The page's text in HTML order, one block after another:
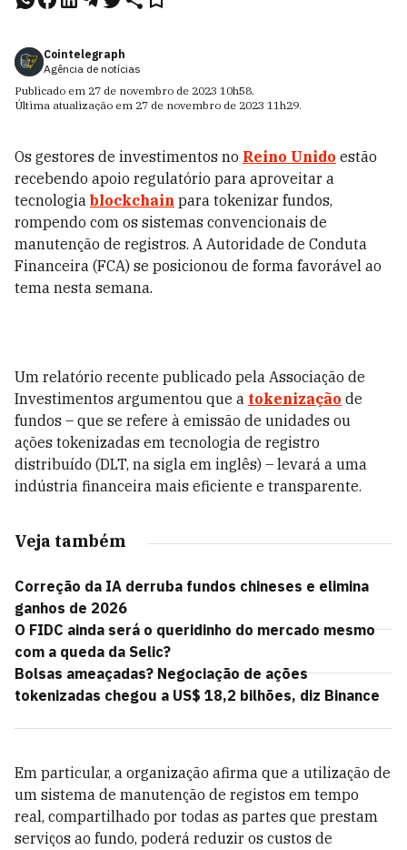
Cointelegraph
Agência de notícias
Publicado em 27 de novembro de 2023 10h58.
Última atualização em 27 de novembro de 2023 11h29.
Os gestores de investimentos no Reino Unido estão
recebendo apoio regulatório para aproveitar a
tecnologia blockchain para tokenizar fundos,
rompendo com os sistemas convencionais de
manutenção de registros. A Autoridade de Conduta
Financeira (FCA) se posicionou de forma favorável ao
tema nesta semana.
Um relatório recente publicado pela Associação de
Investimentos argumentou que a tokenização de
fundos – que se refere à emissão de unidades ou
ações tokenizadas em tecnologia de registro
distribuído (DLT, na sigla em inglês) – levará a uma
indústria financeira mais eficiente e transparente.
Veja também
Correção da IA derruba fundos chineses e elimina
ganhos de 2026
O FIDC ainda será o queridinho do mercado mesmo
com a queda da Selic?
Bolsas ameaçadas? Negociação de ações
tokenizadas chegou a US$ 18,2 bilhões, diz Binance
Em particular, a organização afirma que a utilização de
um sistema de manutenção de registos em tempo
real, compartilhado por todas as partes que prestam
serviços ao fundo, poderá reduzir os custos de